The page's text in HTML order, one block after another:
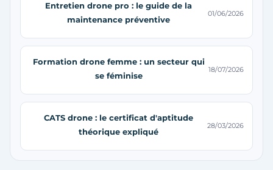
Entretien drone pro : le guide de la
maintenance préventive
01/06/2026
Formation drone femme : un secteur qui
se féminise
18/07/2026
CATS drone : le certificat d'aptitude
théorique expliqué
28/03/2026